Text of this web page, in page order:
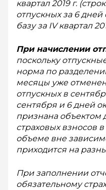
квартал 2019 г.
отпускных за 6
базу за IV квартал
При начислении
поскольку
норма по
месяцы уже
отпускных в
сентября и 6 дней
признана объектом
страховых взносов
объеме вне
приходится на
При заполнении
обязательному